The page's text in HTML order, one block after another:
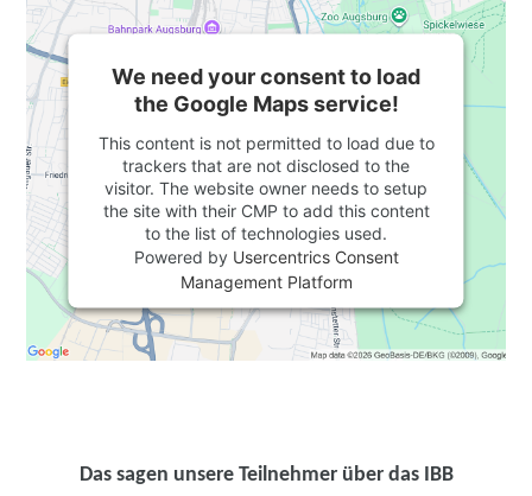
We need your consent to load
the Google Maps service!
This content is not permitted to load due to
trackers that are not disclosed to the
visitor. The website owner needs to setup
the site with their CMP to add this content
to the list of technologies used.
Powered by Usercentrics Consent
Management Platform
Das sagen unsere Teilnehmer über das IBB